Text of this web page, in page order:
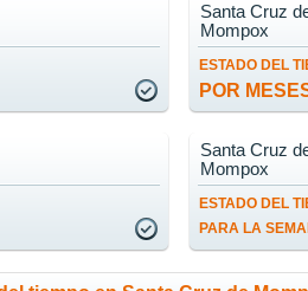
ESTADO DEL
POR
Santa Cruz
Mompox
ESTADO DEL
PARA LA
Santa Cruz
Mompox